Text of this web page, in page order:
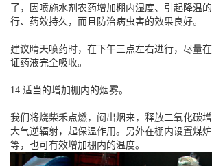
了，因喷施水剂农药增加棚内湿度、引起降温
行、药效持久，而且防治病虫害的效果良好。
建议晴天喷药时，在下午三点左右进行，尽量
证药液完全吸收。
14.适当的增加棚内的烟雾。
我们将烧柴禾点燃，闷出烟来，释放二氧化碳
大气逆辐射，起保温作用。另外在棚内设置煤
等，也可有效增加棚内的温度。